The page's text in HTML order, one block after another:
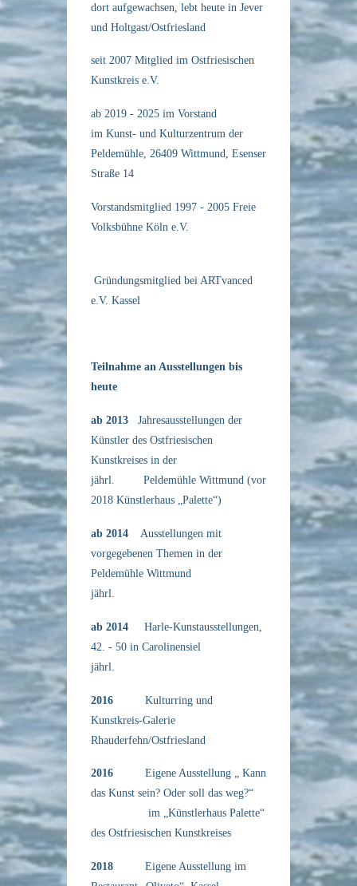
dort aufgewachsen, lebt heute in Jever
und Holtgast/Ostfriesland
seit 2007 Mitglied im Ostfriesischen
Kunstkreis e.V.
ab 2019 - 2025 im Vorstand
im Kunst- und Kulturzentrum der
Peldemühle, 26409 Wittmund, Esenser
Straße 14
Vorstandsmitglied 1997 - 2005 Freie
Volksbühne Köln e.V.
Gründungsmitglied bei ARTvanced
e.V. Kassel
Teilnahme an Ausstellungen bis
heute
ab 2013 Jahresausstellungen der
Künstler des Ostfriesischen
Kunstkreises in der
jährl. Peldemühle Wittmund (vor
2018 Künstlerhaus „Palette“)
ab 2014 Ausstellungen mit
vorgegebenen Themen in der
Peldemühle Wittmund
jährl.
ab 2014 Harle-Kunstausstellungen,
42. - 50 in Carolinensiel
jährl.
2016 Kulturring und
Kunstkreis-Galerie
Rhauderfehn/Ostfriesland
2016 Eigene Ausstellung „ Kann
das Kunst sein? Oder soll das weg?“
im „Künstlerhaus Palette“
des Ostfriesischen Kunstkreises
2018 Eigene Ausstellung im